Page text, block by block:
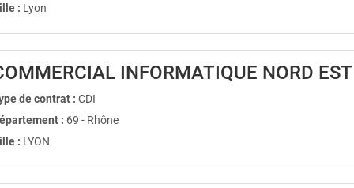
: Lyon
INFORMATIQUE NORD
de contrat : CDI
: 69 - Rhône
: LYON